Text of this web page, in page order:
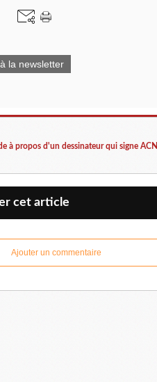
la newsletter
à propos d'un dessinateur qui signe ACN
cet article
Ajouter un commentaire